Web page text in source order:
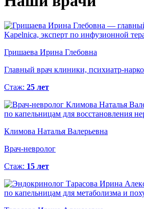
Гришаева Ирина Глебовна
Главный врач клиники, психиатр-
Стаж: 25 лет
Климова Наталья Валерьевна
Врач-невролог
Стаж: 15 лет